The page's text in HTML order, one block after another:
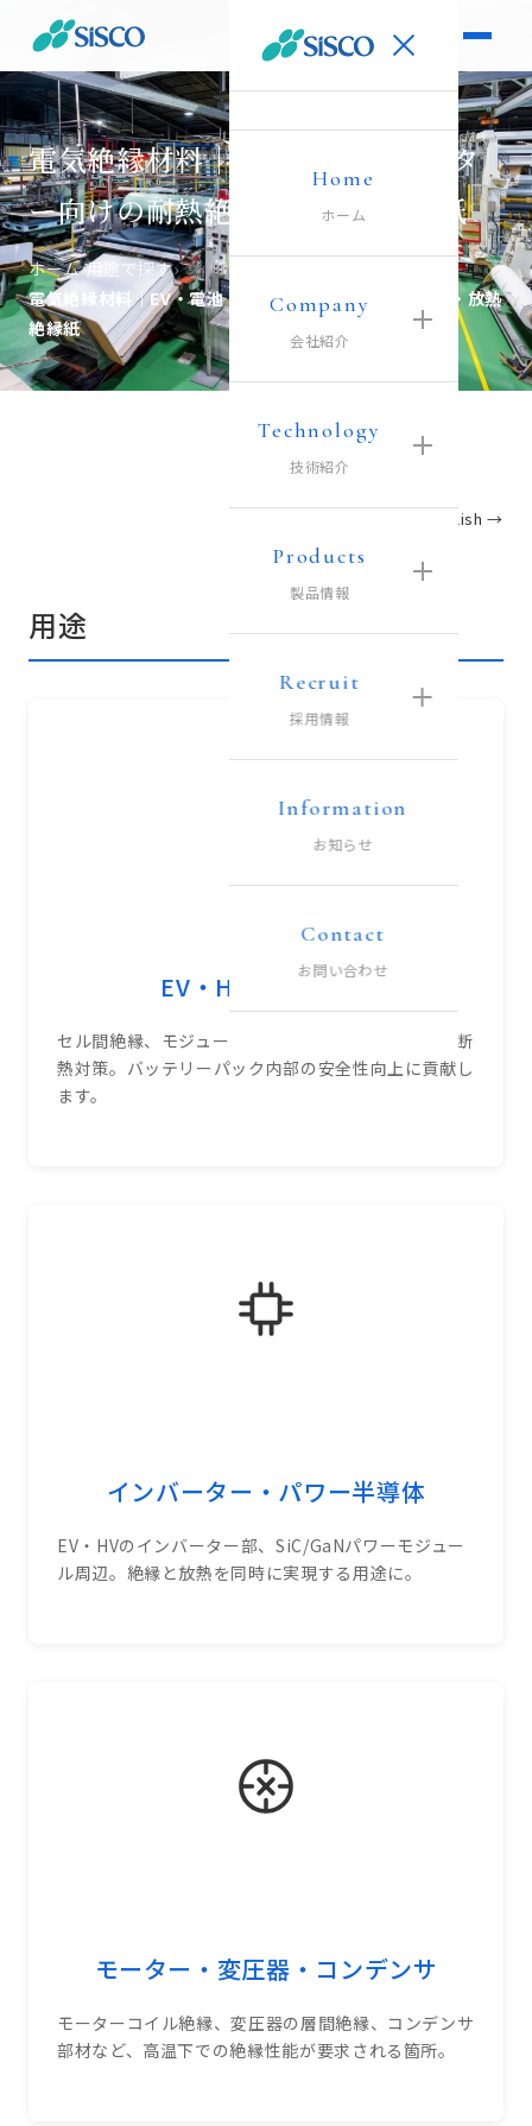
Home
ホーム
Company
会社紹介
Technology
技術紹介
Products
製品情報
Recruit
採用情報
Information
お知らせ
Contact
お問い合わせ
電気絶縁材料｜EV・電池・モータ
ー向けの耐熱絶縁紙・放熱絶縁紙
ホーム›用途で探す›
電気絶縁材料｜EV・電池・モーター向けの耐熱絶縁紙・放熱
絶縁紙
English →
用途
EV・HVバッテリー
セル間絶縁、モジュール間絶縁、ECU周辺の絶縁・断
熱対策。バッテリーパック内部の安全性向上に貢献し
ます。
インバーター・パワー半導体
EV・HVのインバーター部、SiC/GaNパワーモジュー
ル周辺。絶縁と放熱を同時に実現する用途に。
モーター・変圧器・コンデンサ
モーターコイル絶縁、変圧器の層間絶縁、コンデンサ
部材など、高温下での絶縁性能が要求される箇所。